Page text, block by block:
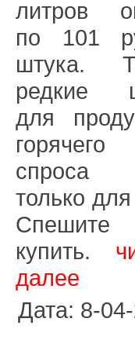
литров
по 101
штука.
редкие
для
горячего
только
Спешите
купить.
далее
Дата: 8-